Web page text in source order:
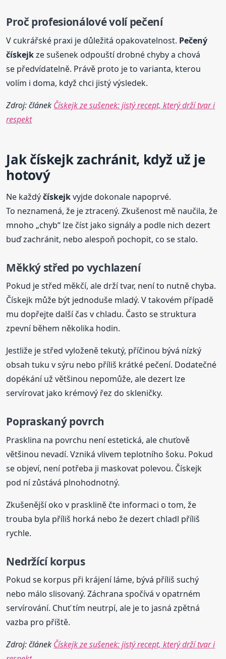
Proč profesionálové volí pečení
V cukrářské praxi je důležitá opakovatelnost. Pečený
čískejkze sušenek odpouští drobné chyby a chová
se předvídatelně. Právě proto je to varianta, kterou
volím i doma, když chci jistý výsledek.
Zdroj: článek Čískejk ze sušenek: jistý recept, který drží tvar i
respekt
Jakčískejkzachránit, když už je
hotový
Ne každýčískejkvyjde dokonale napoprvé.
To neznamená, že je ztracený. Zkušenost mě naučila, že
mnoho „chyb“ lze číst jako signály a podle nich dezert
buď zachránit, nebo alespoň pochopit, co se stalo.
Měkký střed po vychlazení
Pokud je střed měkčí, ale drží tvar, není to nutně chyba.
Čískejk může být jednoduše mladý. V takovém případě
mu dopřejte další čas v chladu. Často se struktura
zpevní během několika hodin.
Jestliže je střed vyloženě tekutý, příčinou bývá nízký
obsah tuku v sýru nebo příliš krátké pečení. Dodatečné
dopékání už většinou nepomůže, ale dezert lze
servírovat jako krémový řez do skleničky.
Popraskaný povrch
Prasklina na povrchu není estetická, ale chuťově
většinou nevadí. Vzniká vlivem teplotního šoku. Pokud
se objeví, není potřeba ji maskovat polevou. Čískejk
pod ní zůstává plnohodnotný.
Zkušenější oko v prasklině čte informaci o tom, že
trouba byla příliš horká nebo že dezert chladl příliš
rychle.
Nedržící korpus
Pokud se korpus při krájení láme, bývá příliš suchý
nebo málo slisovaný. Záchrana spočívá v opatrném
servírování. Chuť tím neutrpí, ale je to jasná zpětná
vazba pro příště.
Zdroj: článek Čískejk ze sušenek: jistý recept, který drží tvar i